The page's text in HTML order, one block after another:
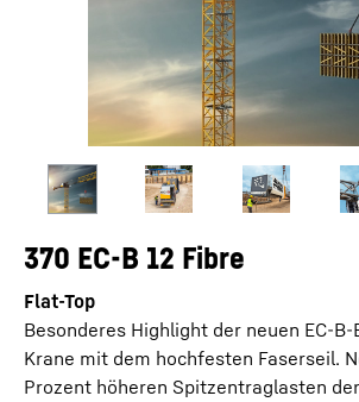
370 EC-B 12 Fibre
Flat-Top
Besonderes Highlight der neuen EC-
Krane mit dem hochfesten Faserseil.
Prozent höheren Spitzentraglasten